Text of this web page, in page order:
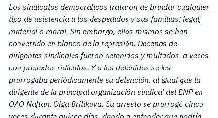
Los sindicatos democráticos trataron de brindar cualquier
tipo de asistencia a los despedidos y sus familias: legal,
material o moral. Sin embargo, ellos mismos se han
convertido en blanco de la represión. Decenas de
dirigentes sindicales fueron detenidos y multados, a veces
con pretextos ridículos. Y a los detenidos se les
prorrogaba periódicamente su detención, al igual que la
dirigente de la principal organización sindical del BNP en
OAO Naftan, Olga Britikova. Su arresto se prorrogó cinco
veces durante quince días, dando a entender que podría